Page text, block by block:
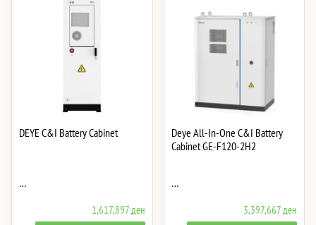
DEYE C&I Battery Cabinet
…
1,617,897ден
Deye All-In-One C&I Battery
Cabinet GE-F120-2H2
…
3,397,667ден